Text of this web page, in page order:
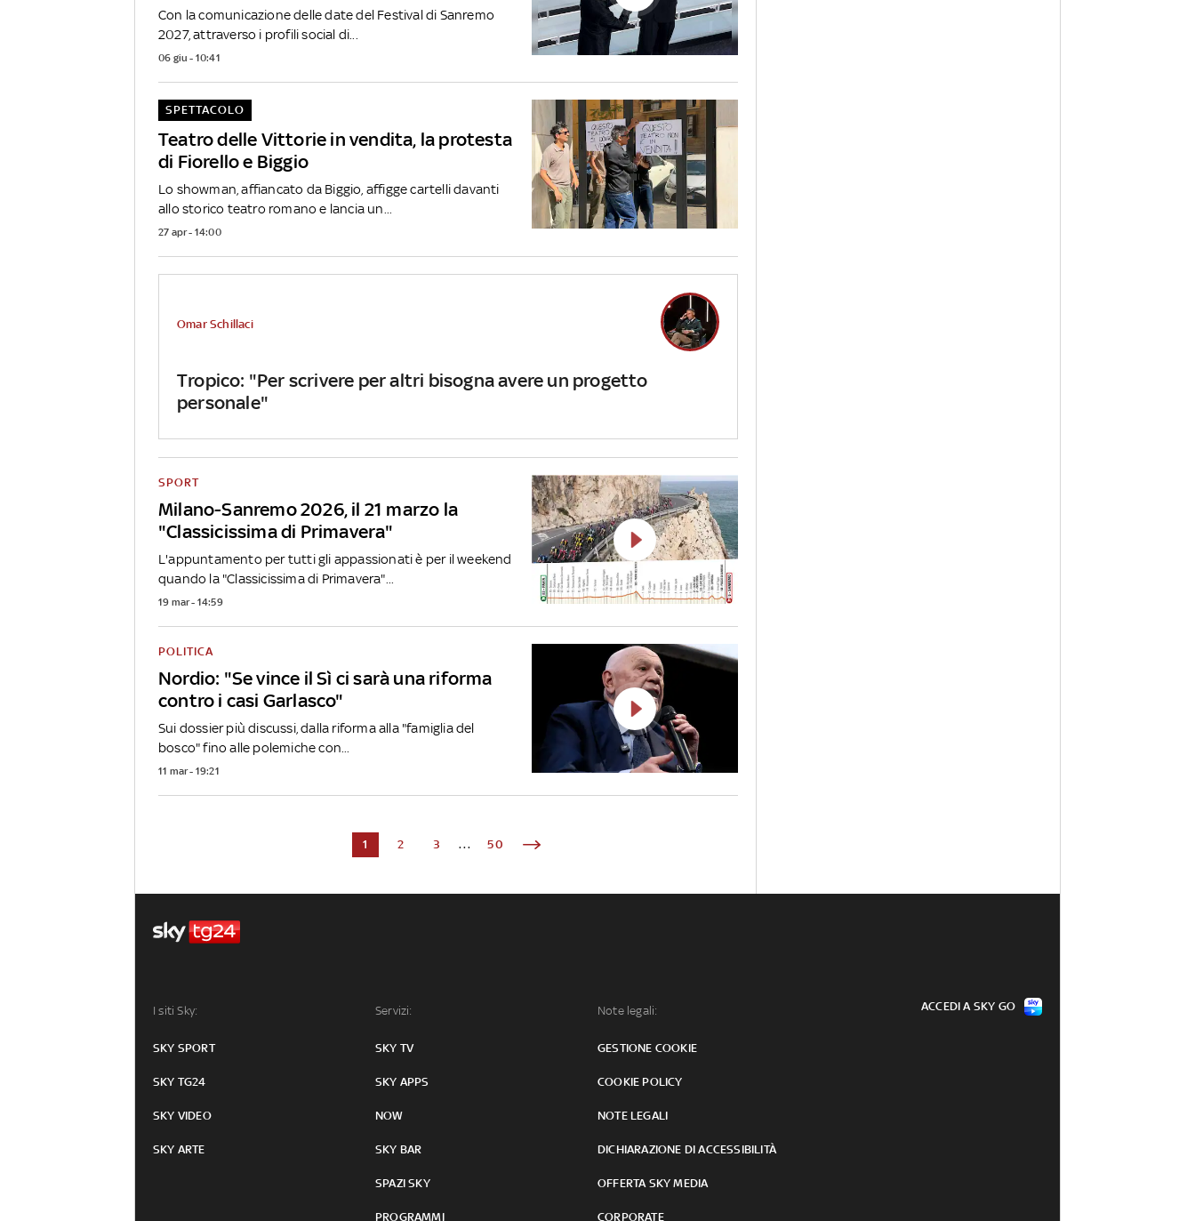
Con la comunicazione delle date del Festival di Sanremo
2027, attraverso i profili social di...
06 giu - 10:41
Teatro delle Vittorie in vendita, la protesta
di Fiorello e Biggio
SPETTACOLO
Lo showman, affiancato da Biggio, affigge cartelli davanti
allo storico teatro romano e lancia un...
27 apr - 14:00
Tropico: "Per scrivere per altri bisogna avere un progetto
personale"
Omar Schillaci
Milano-Sanremo 2026, il 21 marzo la
"Classicissima di Primavera"
SPORT
L'appuntamento per tutti gli appassionati è per il weekend
quando la "Classicissima di Primavera"...
19 mar - 14:59
Nordio: "Se vince il Sì ci sarà una riforma
contro i casi Garlasco"
POLITICA
Sui dossier più discussi, dalla riforma alla "famiglia del
bosco" fino alle polemiche con...
11 mar - 19:21
1 2 3 ... 50
I siti Sky:
SKY SPORT
SKY TG24
SKY VIDEO
SKY ARTE
Servizi:
SKY TV
SKY APPS
NOW
SKY BAR
SPAZI SKY
PROGRAMMI
Note legali:
GESTIONE COOKIE
COOKIE POLICY
NOTE LEGALI
DICHIARAZIONE DI ACCESSIBILITÀ
OFFERTA SKY MEDIA
CORPORATE
ACCEDI A SKY GO